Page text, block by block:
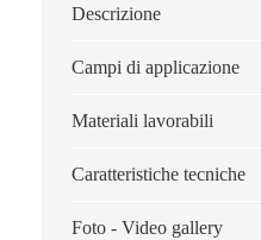
Descrizione
Campi di applicazione
Materiali lavorabili
Caratteristiche tecniche
Foto - Video gallery